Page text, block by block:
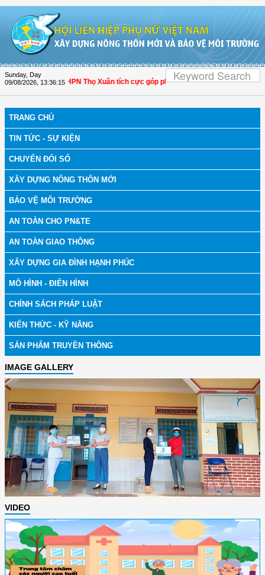
Sunday, Day
09/08/2026 13:36:16
Hóa: Hội LHPN Thọ Xuân tích cực góp phần nâng cao tỷ lệ người dân
TRANG CHỦ
TIN TỨC - SỰ KIỆN
CHUYỂN ĐỔI SỐ
XÂY DỰNG NÔNG THÔN MỚI
BẢO VỆ MÔI TRƯỜNG
AN TOÀN CHO PN&TE
AN TOÀN GIAO THÔNG
XÂY DỰNG GIA ĐÌNH HẠNH PHÚC
MÔ HÌNH - ĐIỂN HÌNH
CHÍNH SÁCH PHÁP LUẬT
KIẾN THỨC - KỸ NĂNG
SẢN PHẨM TRUYỀN THÔNG
IMAGE GALLERY
VIDEO